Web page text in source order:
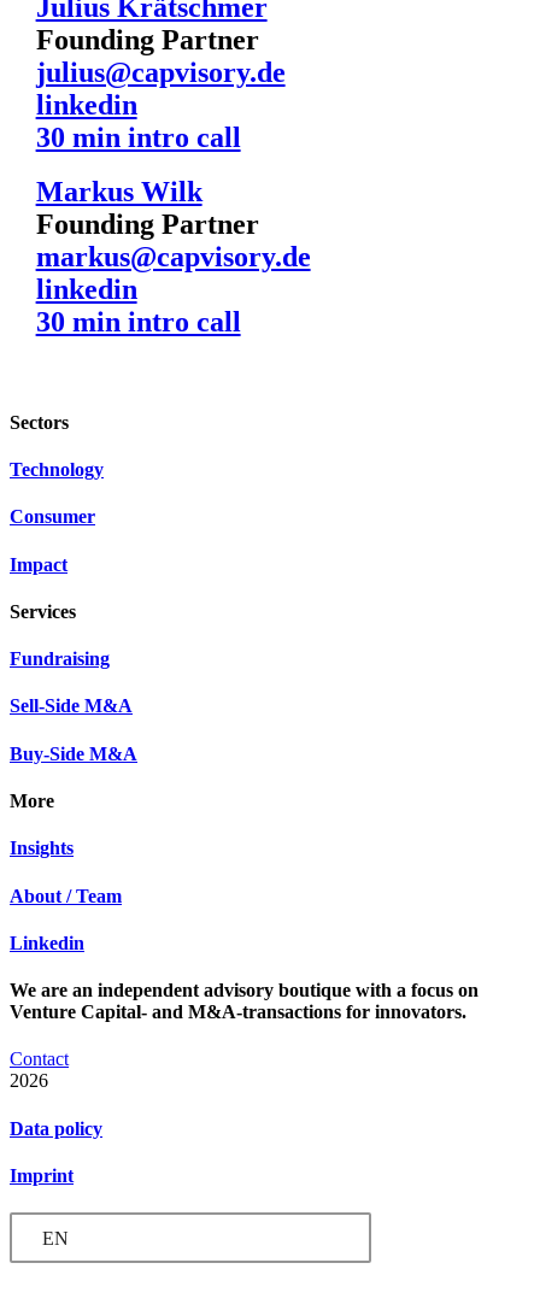
Julius Krätschmer
Founding Partner
julius@capvisory.de
linkedin
30 min intro call
Markus Wilk
Founding Partner
markus@capvisory.de
linkedin
30 min intro call
Sectors
Technology
Consumer
Impact
Services
Fundraising
Sell-Side M&A
Buy-Side M&A
More
Insights
About / Team
Linkedin
We are an independent advisory boutique with a focus on
Venture Capital- and M&A-transactions for innovators.
Contact
2026
Data policy
Imprint
EN